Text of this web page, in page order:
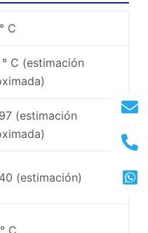
C
C (estimación
(estimación
(estimación)